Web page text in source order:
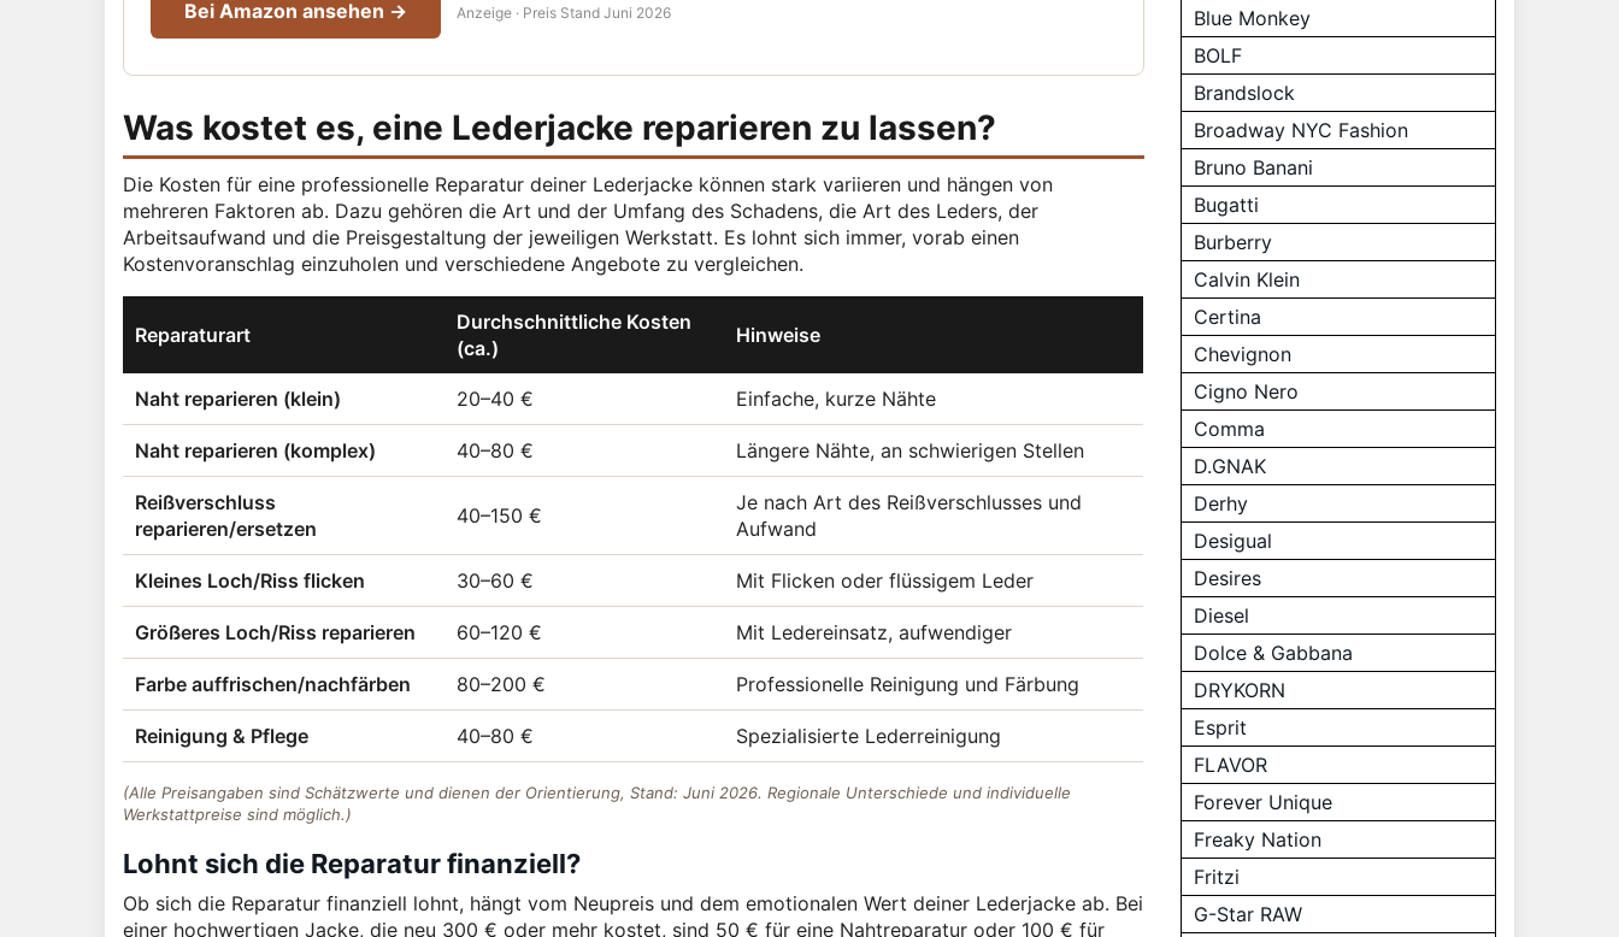
Bei Amazon ansehen → Anzeige · Preis Stand Juni 2026
Was kostet es, eine Lederjacke reparieren zu lassen?
Die Kosten für eine professionelle Reparatur deiner Lederjacke können stark variieren und hängen von
mehreren Faktoren ab. Dazu gehören die Art und der Umfang des Schadens, die Art des Leders, der
Arbeitsaufwand und die Preisgestaltung der jeweiligen Werkstatt. Es lohnt sich immer, vorab einen
Kostenvoranschlag einzuholen und verschiedene Angebote zu vergleichen.
Reparaturart
Durchschnittliche Kosten
(ca.)
Hinweise
Naht reparieren (klein) 20–40 € Einfache, kurze Nähte
Naht reparieren (komplex) 40–80 € Längere Nähte, an schwierigen Stellen
Reißverschluss
reparieren/ersetzen
40–150 €
Je nach Art des Reißverschlusses und
Aufwand
Kleines Loch/Riss flicken 30–60 € Mit Flicken oder flüssigem Leder
Größeres Loch/Riss reparieren 60–120 € Mit Ledereinsatz, aufwendiger
Farbe auffrischen/nachfärben 80–200 € Professionelle Reinigung und Färbung
Reinigung & Pflege 40–80 € Spezialisierte Lederreinigung
(Alle Preisangaben sind Schätzwerte und dienen der Orientierung, Stand: Juni 2026. Regionale Unterschiede und individuelle
Werkstattpreise sind möglich.)
Lohnt sich die Reparatur finanziell?
Ob sich die Reparatur finanziell lohnt, hängt vom Neupreis und dem emotionalen Wert deiner Lederjacke ab. Bei
einer hochwertigen Jacke, die neu 300 € oder mehr kostet, sind 50 € für eine Nahtreparatur oder 100 € für
Blue Monkey
BOLF
Brandslock
Broadway NYC Fashion
Bruno Banani
Bugatti
Burberry
Calvin Klein
Certina
Chevignon
Cigno Nero
Comma
D.GNAK
Derhy
Desigual
Desires
Diesel
Dolce & Gabbana
DRYKORN
Esprit
FLAVOR
Forever Unique
Freaky Nation
Fritzi
G-Star RAW